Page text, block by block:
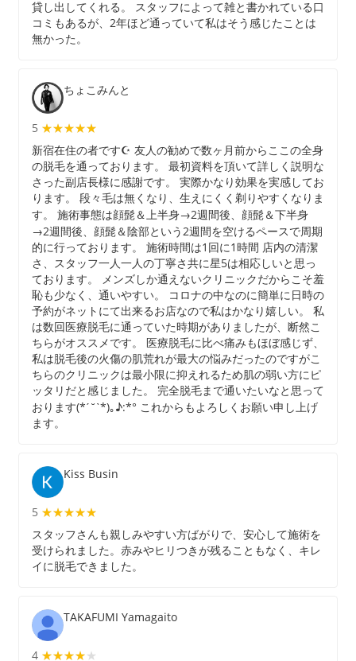
貸し出してくれる。 スタッフによって雑と書かれている口
コミもあるが、2年ほど通っていて私はそう感じたことは
無かった。
ちょこみんと
5 ★★★★★
★★★★★
新宿在住の者です☪︎ 友人の勧めで数ヶ月前からここの全身
の脱毛を通っております。 最初資料を頂いて詳しく説明な
さった副店長様に感謝です。 実際かなり効果を実感してお
ります。 段々毛は無くなり、生えにくく剃りやすくなりま
す。 施術事態は顔髭＆上半身→2週間後、顔髭＆下半身
→2週間後、顔髭＆陰部という2週間を空けるペースで周期
的に行っております。 施術時間は1回に1時間 店内の清潔
さ、スタッフ一人一人の丁寧さ共に星5は相応しいと思っ
ております。 メンズしか通えないクリニックだからこそ羞
恥も少なく、通いやすい。 コロナの中なのに簡単に日時の
予約がネットにて出来るお店なので私はかなり嬉しい。 私
は数回医療脱毛に通っていた時期がありましたが、断然こ
ちらがオススメです。 医療脱毛に比べ痛みもほぼ感じず、
私は脱毛後の火傷の肌荒れが最大の悩みだったのですがこ
ちらのクリニックは最小限に抑えれるため肌の弱い方にピ
ッタリだと感じました。 完全脱毛まで通いたいなと思って
おります(*ˊ˘ˋ*)｡♪:*° これからもよろしくお願い申し上げ
ます。
Kiss Busin
5 ★★★★★
★★★★★
スタッフさんも親しみやすい方ばがりで、安心して施術を
受けられました。赤みやヒリつきが残ることもなく、キレ
イに脱毛できました。
TAKAFUMI Yamagaito
4 ★★★★★
★★★★